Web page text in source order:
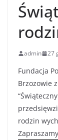
admin 27
Fundacja
Brzozowie
rodzin